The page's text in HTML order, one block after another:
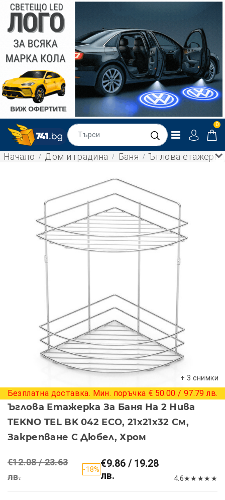
0
Начало Дом и градина Баня Ъглова
+ 3 снимки
Безплатна доставка. Мин. поръчка € 50.00 / 97.79 лв.
Ъглова Етажерка За Баня На 2 Нива
TEKNO TEL BK 042 ECO, 21х21х32 См,
Закрепване С Дюбел, Хром
€12.08 / 23.63
лв.
-18%€9.86 / 19.28
лв.
4.6★★ ★★ ★